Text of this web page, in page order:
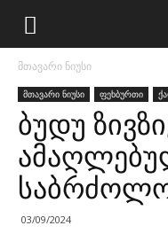
მთავარი ნიუსი
მთავარი ნიუსი ფეხბურთი
ბუდუ
03/09/2024